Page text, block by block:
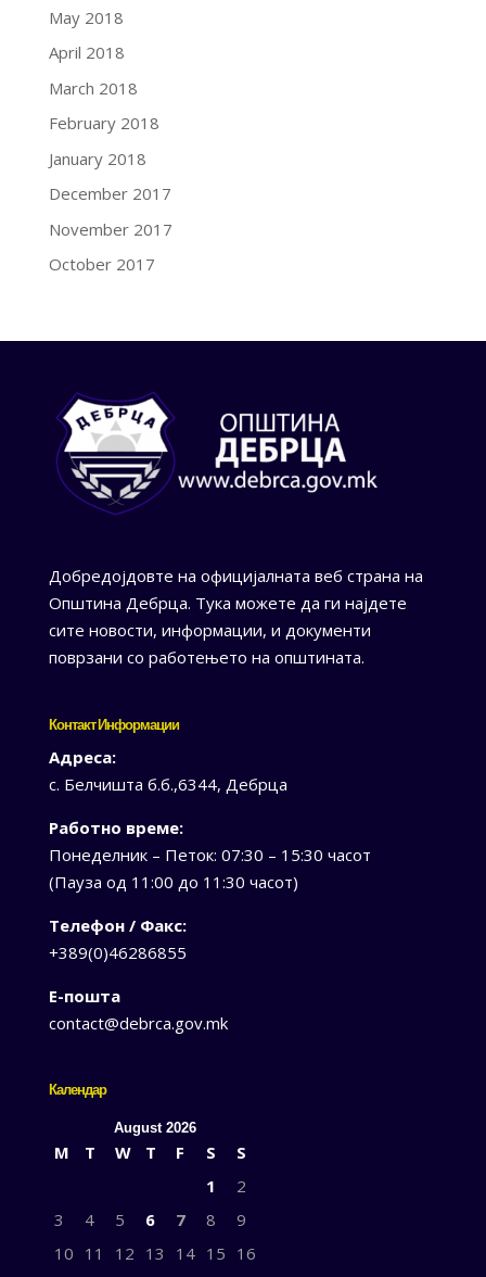
May 2018
April 2018
March 2018
February 2018
January 2018
December 2017
November 2017
October 2017
Добредојдовте на официјалната веб страна на
Општина Дебрца. Тука можете да ги најдете
сите новости, информации, и документи
поврзани со работењето на општината.
Контакт Информации
Адреса:
с. Белчишта б.б.,6344, Дебрца
Работно време:
Понеделник – Петок: 07:30 – 15:30 часот
(Пауза од 11:00 до 11:30 часот)
Телефон / Факс:
+389(0)46286855
Е-пошта
contact@debrca.gov.mk
Календар
August 2026
M T W T F S
S
1
2
3
4 5 6 7 8
9
10 11 12 13 14 15 16